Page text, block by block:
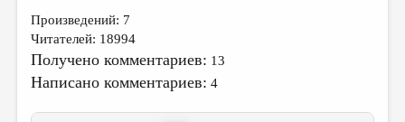
ОТ РЕДАКЦИИ
МАЛАЯ ПРОЗА
ЭССЕИСТИКА
ЛИТЕРАТУРОВЕДЕНИЕ
Произведений: 7
Читателей: 18994
Получено комментариев: 13
Написано комментариев: 4